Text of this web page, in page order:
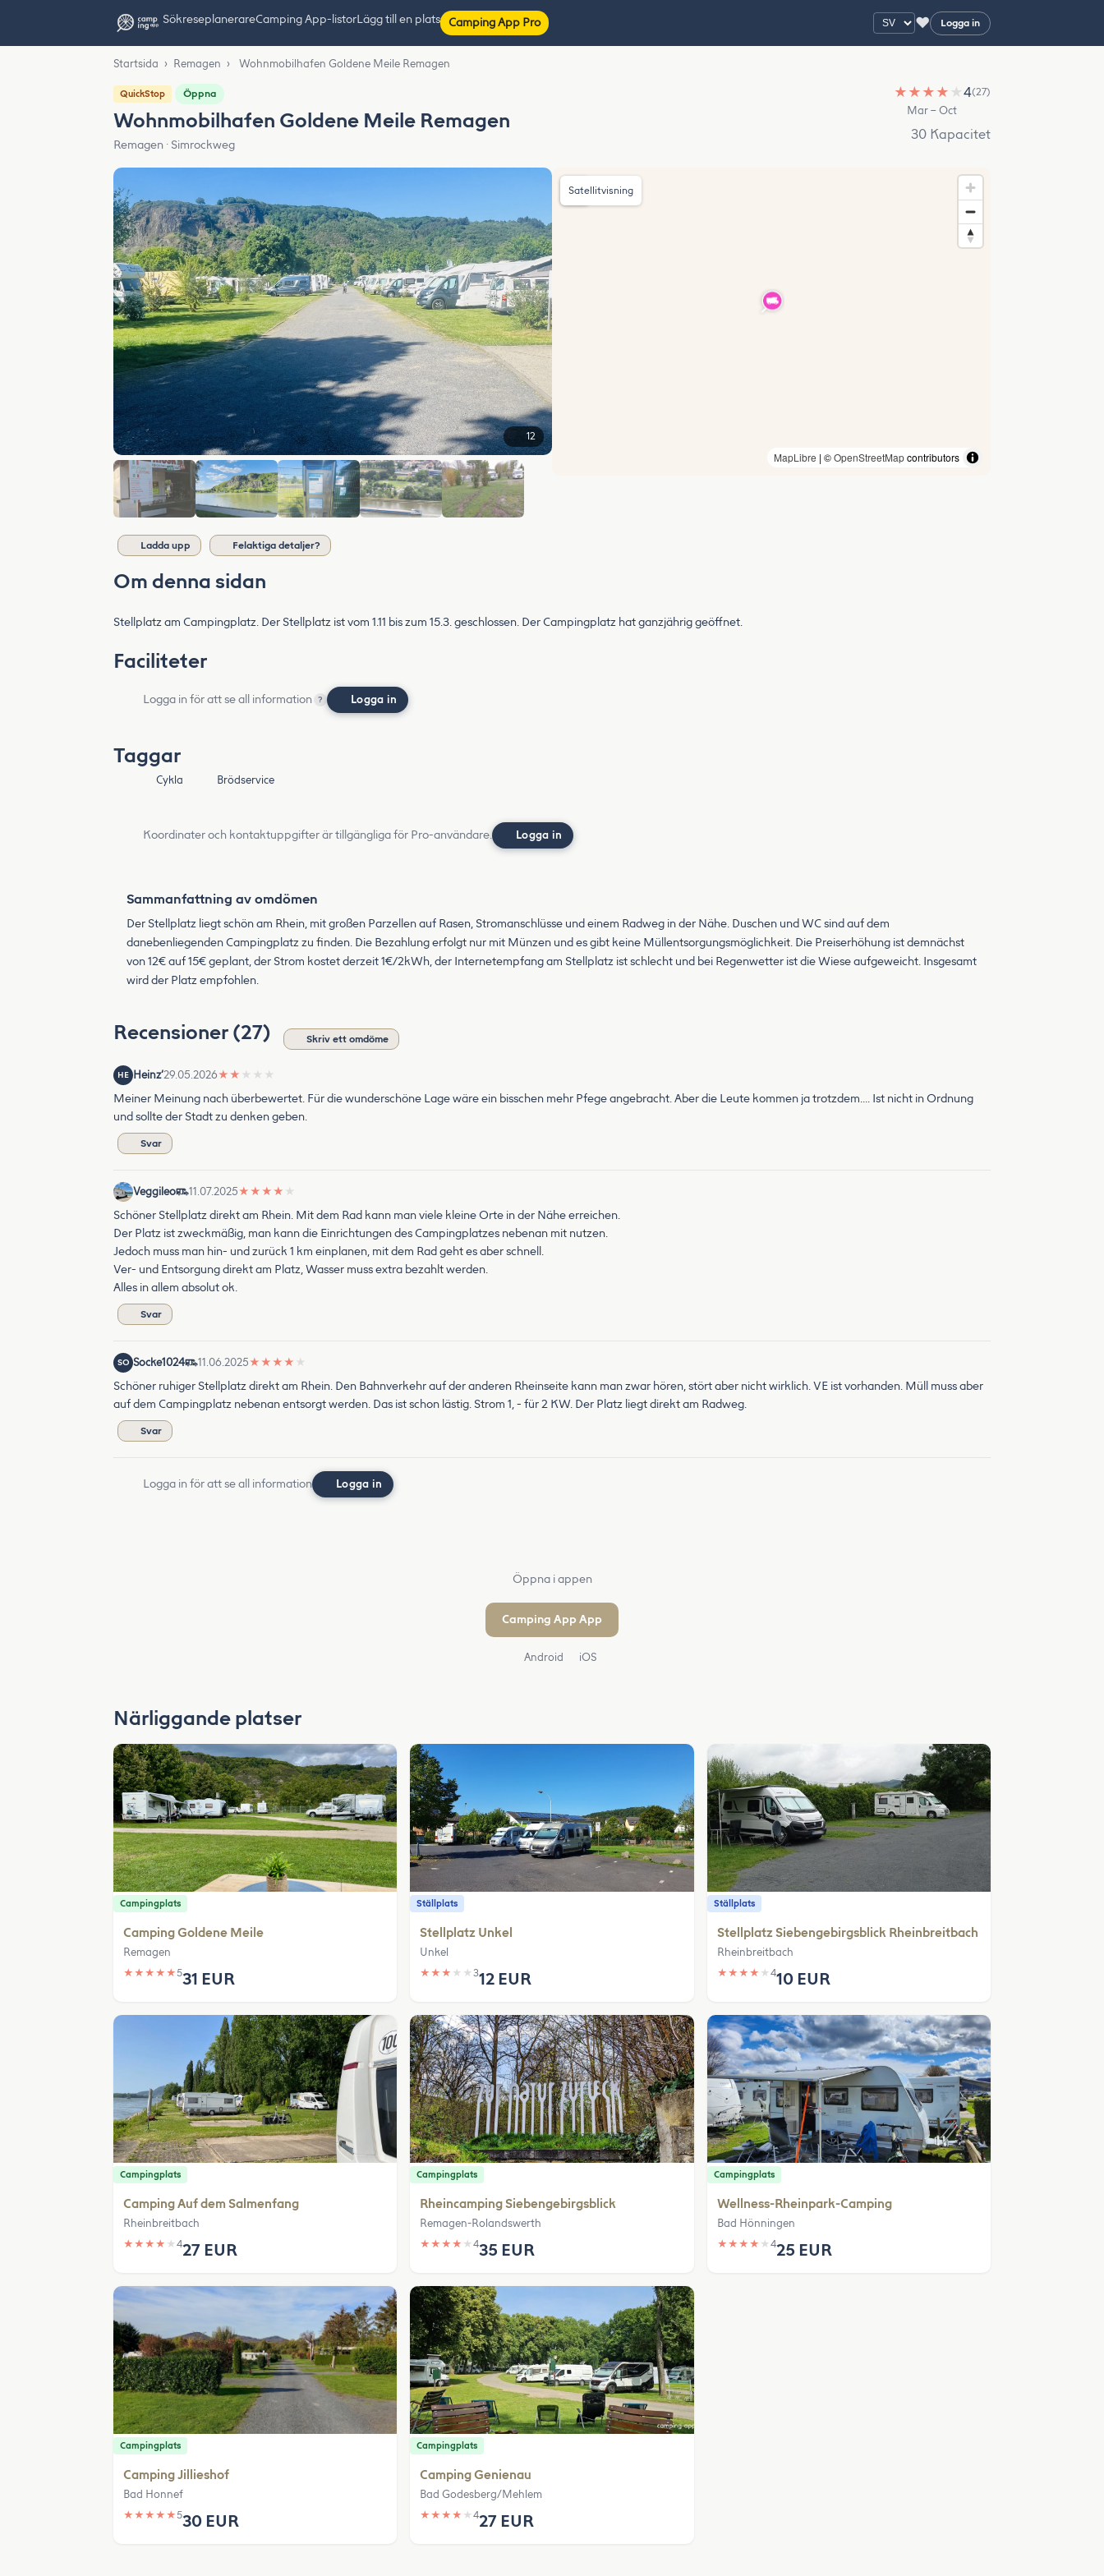
SökreseplanerareCamping App-listorLägg till en plats Camping App Pro ♥ Logga in
Startsida › Remagen › Wohnmobilhafen Goldene Meile Remagen
QuickStop Öppna
Wohnmobilhafen Goldene Meile Remagen
Remagen · Simrockweg
★ ★ ★ ★ ★4(27)
Mar – Oct
30 Kapacitet
12
MapLibre | ©OpenStreetMapcontributors
Satellitvisning
Ladda upp Felaktiga detaljer?
Om denna sidan
Stellplatz am Campingplatz. Der Stellplatz ist vom 1.11 bis zum 15.3. geschlossen. Der Campingplatz hat ganzjährig geöffnet.
Faciliteter
Logga in för att se all information ? Logga in
Taggar
Cykla Brödservice
Koordinater och kontaktuppgifter är tillgängliga för Pro-användare. Logga in
Sammanfattning av omdömen
Der Stellplatz liegt schön am Rhein, mit großen Parzellen auf Rasen, Stromanschlüsse und einem Radweg in der Nähe. Duschen und WC sind auf dem
danebenliegenden Campingplatz zu finden. Die Bezahlung erfolgt nur mit Münzen und es gibt keine Müllentsorgungsmöglichkeit. Die Preiserhöhung ist demnächst
von 12€ auf 15€ geplant, der Strom kostet derzeit 1€/2kWh, der Internetempfang am Stellplatz ist schlecht und bei Regenwetter ist die Wiese aufgeweicht. Insgesamt
wird der Platz empfohlen.
Recensioner (27) Skriv ett omdöme
HE Heinz‘29.05.2026★ ★ ★ ★ ★
Meiner Meinung nach überbewertet. Für die wunderschöne Lage wäre ein bisschen mehr Pfege angebracht. Aber die Leute kommen ja trotzdem…. Ist nicht in Ordnung
und sollte der Stadt zu denken geben.
Svar
Veggileo 11.07.2025★ ★ ★ ★ ★
Schöner Stellplatz direkt am Rhein. Mit dem Rad kann man viele kleine Orte in der Nähe erreichen.
Der Platz ist zweckmäßig, man kann die Einrichtungen des Campingplatzes nebenan mit nutzen.
Jedoch muss man hin- und zurück 1 km einplanen, mit dem Rad geht es aber schnell.
Ver- und Entsorgung direkt am Platz, Wasser muss extra bezahlt werden.
Alles in allem absolut ok.
Svar
SO Socke1024 11.06.2025★ ★ ★ ★ ★
Schöner ruhiger Stellplatz direkt am Rhein. Den Bahnverkehr auf der anderen Rheinseite kann man zwar hören, stört aber nicht wirklich. VE ist vorhanden. Müll muss aber
auf dem Campingplatz nebenan entsorgt werden. Das ist schon lästig. Strom 1, - für 2 KW. Der Platz liegt direkt am Radweg.
Svar
Logga in för att se all information Logga in
Öppna i appen
Camping App App
Android iOS
Närliggande platser
Campingplats
Camping Goldene Meile
Remagen
★ ★ ★ ★ ★531 EUR
Ställplats
Stellplatz Unkel
Unkel
★ ★ ★ ★ ★312 EUR
Ställplats
Stellplatz Siebengebirgsblick Rheinbreitbach
Rheinbreitbach
★ ★ ★ ★ ★ 410 EUR
Campingplats
Camping Auf dem Salmenfang
Rheinbreitbach
★ ★ ★ ★ ★ 427 EUR
Campingplats
Rheincamping Siebengebirgsblick
Remagen-Rolandswerth
★ ★ ★ ★ ★435 EUR
Campingplats
Wellness-Rheinpark-Camping
Bad Hönningen
★ ★ ★ ★ ★ 425 EUR
Campingplats
Camping Jillieshof
Bad Honnef
★ ★ ★ ★ ★530 EUR
Campingplats
Camping Genienau
Bad Godesberg/Mehlem
★ ★ ★ ★ ★427 EUR